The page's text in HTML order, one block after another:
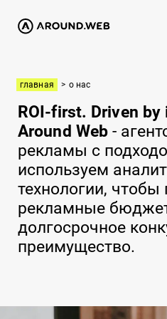
главная > о нас
ROI-first. Driven by
Around Web-
рекламы с
используем
технологии,
рекламные
долгосрочное
преимущество.